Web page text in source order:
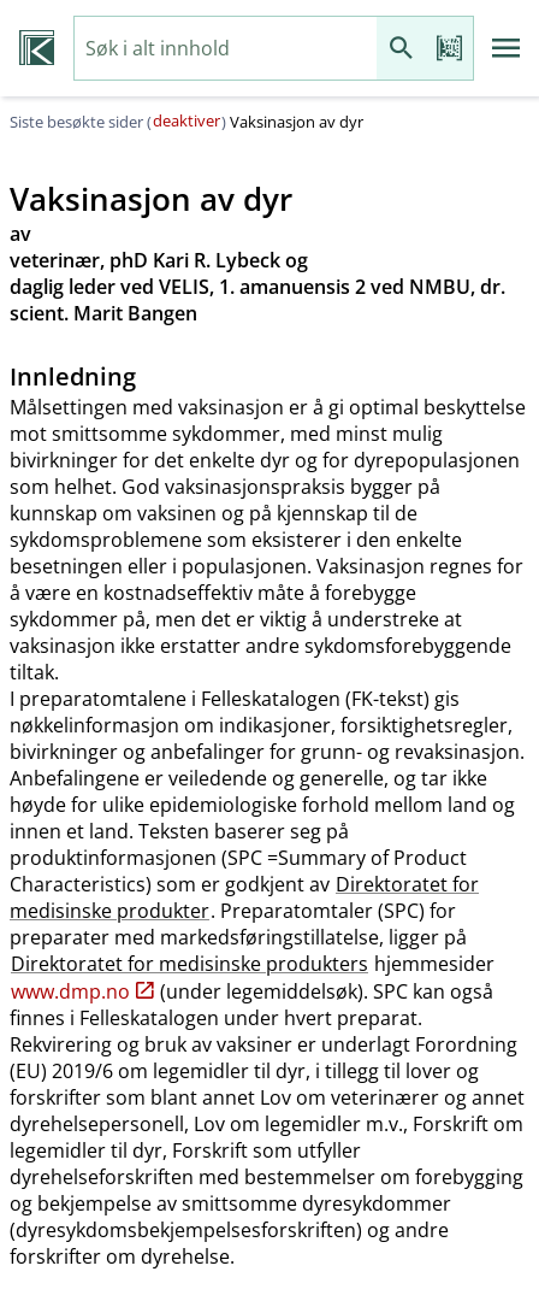
Siste besøkte sider (deaktiver)Vaksinasjon av dyr
Vaksinasjon av dyr
av
veterinær, phD Kari R. Lybeck og
daglig leder ved VELIS, 1. amanuensis 2 ved NMBU, dr.
scient. Marit Bangen
Innledning
Målsettingen med vaksinasjon er å gi optimal beskyttelse
mot smittsomme sykdommer, med minst mulig
bivirkninger for det enkelte dyr og for dyrepopulasjonen
som helhet. God vaksinasjonspraksis bygger på
kunnskap om vaksinen og på kjennskap til de
sykdomsproblemene som eksisterer i den enkelte
besetningen eller i populasjonen. Vaksinasjon regnes for
å være en kostnadseffektiv måte å forebygge
sykdommer på, men det er viktig å understreke at
vaksinasjon ikke erstatter andre sykdomsforebyggende
tiltak.
I preparatomtalene i Felleskatalogen (FK-tekst) gis
nøkkelinformasjon om indikasjoner, forsiktighetsregler,
bivirkninger og anbefalinger for grunn- og revaksinasjon.
Anbefalingene er veiledende og generelle, og tar ikke
høyde for ulike epidemiologiske forhold mellom land og
innen et land. Teksten baserer seg på
produktinformasjonen (SPC =Summary of Product
Characteristics) som er godkjent av Direktoratet for
medisinske produkter. Preparatomtaler (SPC) for
preparater med markedsføringstillatelse, ligger på
Direktoratet for medisinske produkters hjemmesider
www.dmp.no
(under legemiddelsøk). SPC kan også
finnes i Felleskatalogen under hvert preparat.
Rekvirering og bruk av vaksiner er underlagt Forordning
(EU) 2019/6 om legemidler til dyr, i tillegg til lover og
forskrifter som blant annet Lov om veterinærer og annet
dyrehelsepersonell, Lov om legemidler m.v., Forskrift om
legemidler til dyr, Forskrift som utfyller
dyrehelseforskriften med bestemmelser om forebygging
og bekjempelse av smittsomme dyresykdommer
(dyresykdomsbekjempelsesforskriften) og andre
forskrifter om dyrehelse.